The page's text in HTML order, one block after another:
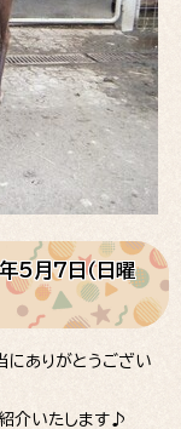
5月7日（日曜
にありがとうござい
紹介いたします♪